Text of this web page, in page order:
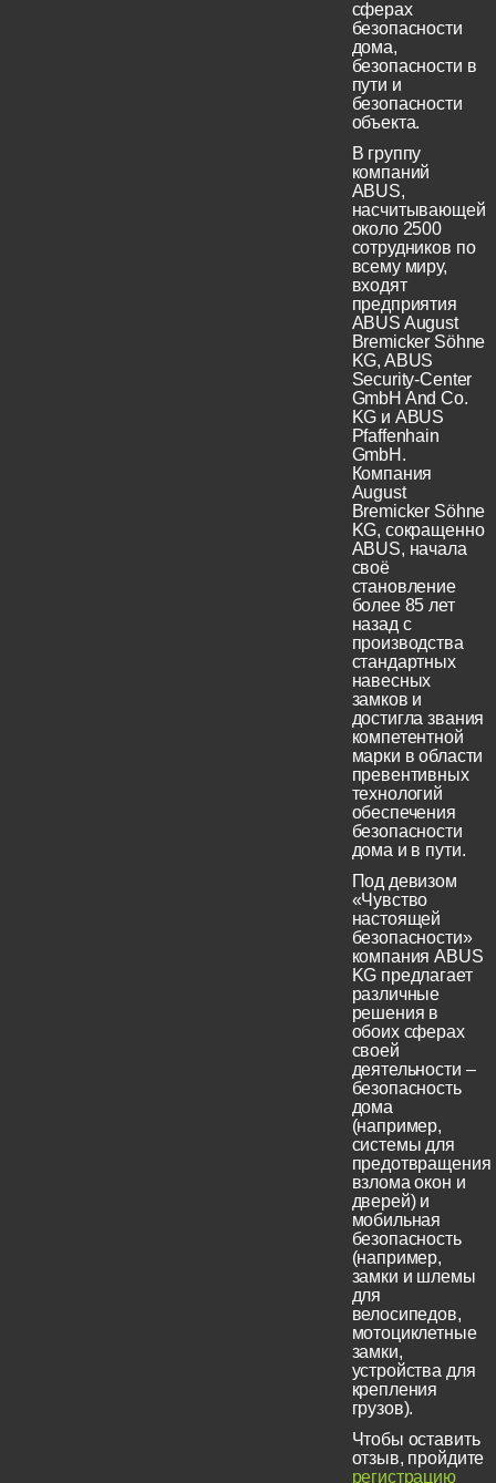
сферах
безопасности
дома,
безопасности в
пути и
безопасности
объекта.
В группу
компаний
ABUS,
насчитывающей
около 2500
сотрудников по
всему миру,
входят
предприятия
ABUS August
Bremicker Söhne
KG, ABUS
Security-Center
GmbH And Co.
KG и ABUS
Pfaffenhain
GmbH.
Компания
August
Bremicker Söhne
KG, сокращенно
ABUS, начала
своё
становление
более 85 лет
назад с
производства
стандартных
навесных
замков и
достигла звания
компетентной
марки в области
превентивных
технологий
обеспечения
безопасности
дома и в пути.
Под девизом
«Чувство
настоящей
безопасности»
компания ABUS
KG предлагает
различные
решения в
обоих сферах
своей
деятельности –
безопасность
дома
(например,
системы для
предотвращения
взлома окон и
дверей) и
мобильная
безопасность
(например,
замки и шлемы
для
велосипедов,
мотоциклетные
замки,
устройства для
крепления
грузов).
Чтобы оставить
отзыв, пройдите
регистрацию